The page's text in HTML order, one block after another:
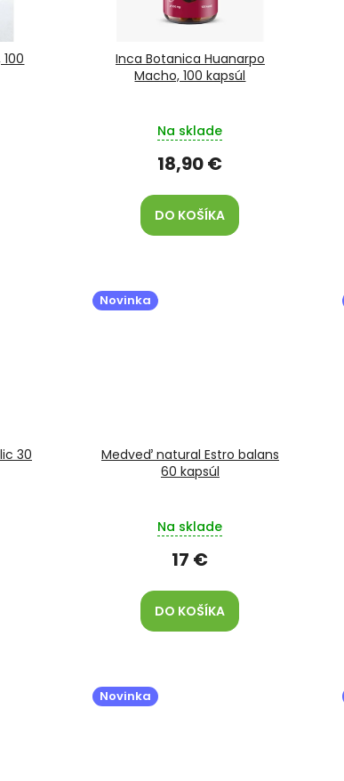
Inca Botanica Huanarpo
Macho, 100 kapsúl
Na sklade
18,90 €
DO KOŠÍKA
30
Novinka
Medveď natural Estro balans
60 kapsúl
Na sklade
17 €
DO KOŠÍKA
Novinka